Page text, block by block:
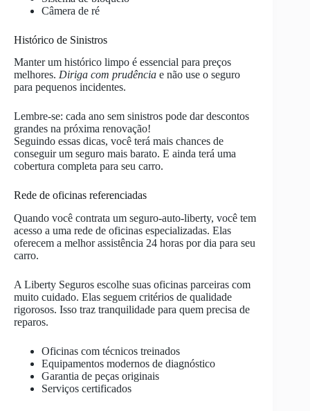
Câmera de ré
Histórico de Sinistros
Manter um histórico limpo é essencial para preços
melhores. Diriga com prudência e não use o seguro
para pequenos incidentes.
Lembre-se: cada ano sem sinistros pode dar descontos
grandes na próxima renovação!
Seguindo essas dicas, você terá mais chances de
conseguir um seguro mais barato. E ainda terá uma
cobertura completa para seu carro.
Rede de oficinas referenciadas
Quando você contrata um seguro-auto-liberty, você tem
acesso a uma rede de oficinas especializadas. Elas
oferecem a melhor assistência 24 horas por dia para seu
carro.
A Liberty Seguros escolhe suas oficinas parceiras com
muito cuidado. Elas seguem critérios de qualidade
rigorosos. Isso traz tranquilidade para quem precisa de
reparos.
Oficinas com técnicos treinados
Equipamentos modernos de diagnóstico
Garantia de peças originais
Serviços certificados